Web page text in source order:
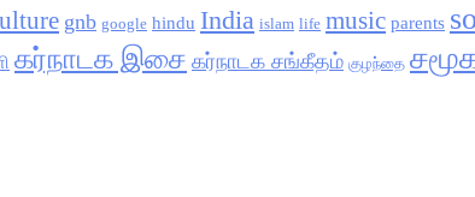
gnb google hindu India islam life music parents
கர்நாடக இசை கர்நாடக சங்கீதம் குழந்தை